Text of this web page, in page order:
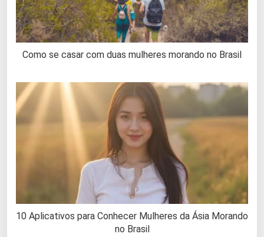
Como se casar com duas mulheres morando no Brasil
10 Aplicativos para Conhecer Mulheres da Ásia Morando
no Brasil